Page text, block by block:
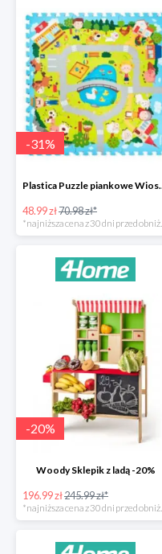
-31%
Plastica
48.99 zł70.98 zł*
-20%
Woody Sklepik z ladą -20%
196.99 zł245.99 zł*